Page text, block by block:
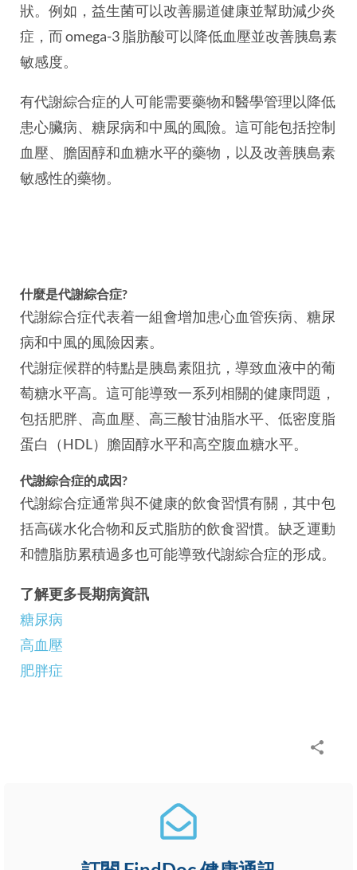
狀。例如，益生菌可以改善腸道健康並幫助減少炎
症，而 omega-3 脂肪酸可以降低血壓並改善胰島素
敏感度。
有代謝綜合症的人可能需要藥物和醫學管理以降低
患心臟病、糖尿病和中風的風險。這可能包括控制
血壓、膽固醇和血糖水平的藥物，以及改善胰島素
敏感性的藥物。
什麼是代謝綜合症?
代謝綜合症代表着一組會增加患心血管疾病、糖尿
病和中風的風險因素。
代謝症候群的特點是胰島素阻抗，導致血液中的葡
萄糖水平高。這可能導致一系列相關的健康問題，
包括肥胖、高血壓、高三酸甘油脂水平、低密度脂
蛋白（HDL）膽固醇水平和高空腹血糖水平。
代謝綜合症的成因?
代謝綜合症通常與不健康的飲食習慣有關，其中包
括高碳水化合物和反式脂肪的飲食習慣。缺乏運動
和體脂肪累積過多也可能導致代謝綜合症的形成。
了解更多長期病資訊
糖尿病
高血壓
肥胖症